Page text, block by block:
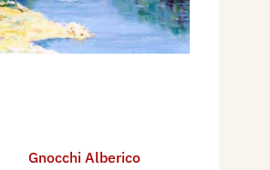
Gnocchi Alberico